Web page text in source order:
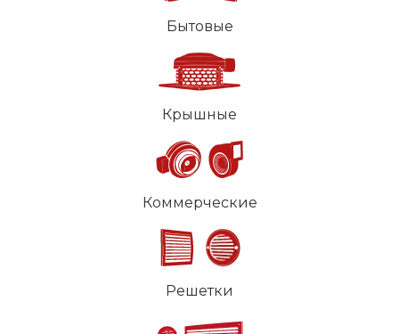
Бытовые
Крышные
Коммерческие
Решетки